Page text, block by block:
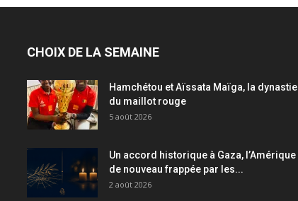
CHOIX DE LA SEMAINE
Hamchétou et Aïssata Maïga, la dynastie
du maillot rouge
5 août 2026
Un accord historique à Gaza, l’Amérique
de nouveau frappée par les...
2 août 2026